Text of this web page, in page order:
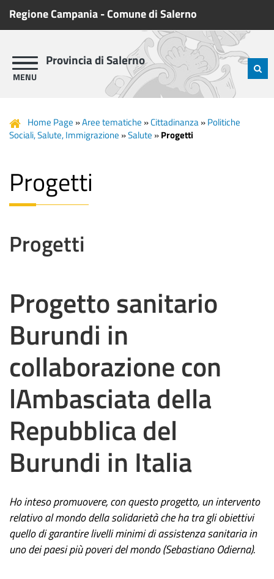
Regione Campania-Comune di Salerno
Provincia di Salerno
Home Page »Aree tematiche »Cittadinanza»Politiche
Sociali, Salute, Immigrazione »Salute »Progetti
Progetti
Progetti
Progetto sanitario
Burundi in
collaborazione con
lAmbasciata della
Repubblica del
Burundi in Italia
Ho inteso promuovere, con questo progetto, un intervento
relativo al mondo della solidarietà che ha tra gli obiettivi
quello di garantire livelli minimi di assistenza sanitaria in
uno dei paesi più poveri del mondo (Sebastiano Odierna).